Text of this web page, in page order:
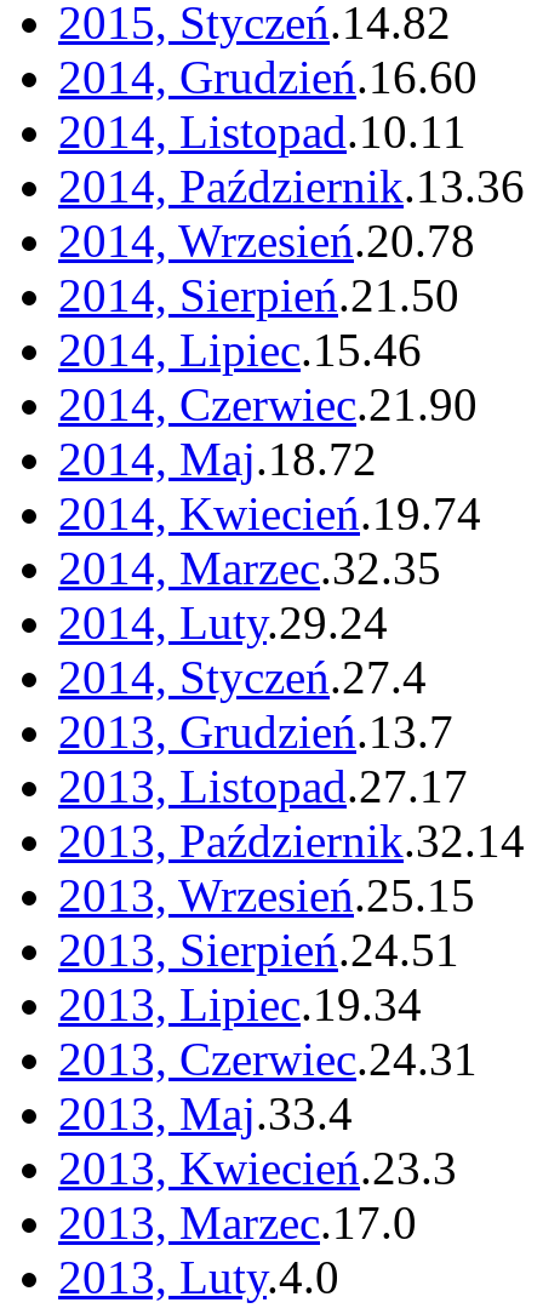
2015, Styczeń.14.82
2014, Grudzień.16.60
2014, Listopad.10.11
2014, Październik.13.36
2014, Wrzesień.20.78
2014, Sierpień.21.50
2014, Lipiec.15.46
2014, Czerwiec.21.90
2014, Maj.18.72
2014, Kwiecień.19.74
2014, Marzec.32.35
2014, Luty.29.24
2014, Styczeń.27.4
2013, Grudzień.13.7
2013, Listopad.27.17
2013, Październik.32.14
2013, Wrzesień.25.15
2013, Sierpień.24.51
2013, Lipiec.19.34
2013, Czerwiec.24.31
2013, Maj.33.4
2013, Kwiecień.23.3
2013, Marzec.17.0
2013, Luty.4.0